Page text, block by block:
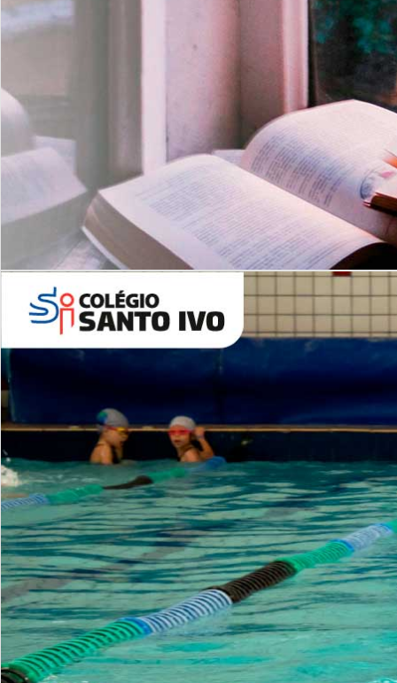
Leituras Literárias
es
Com imersão Bilingue - Anos
Finais
6º AO 9º ANO FUNDAMENTAL
Inglês: Turmas Reduzidas
(Proficiência)
ALUNOS NOVOS
Entre em Contato
INSTITUCIONAL